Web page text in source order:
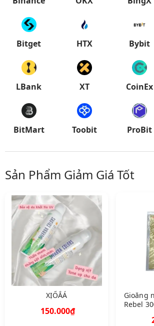
Bitget HTX Bybit
LBank XT CoinEx
BitMart Toobit ProBit
Sản Phẩm Giảm Giá Tốt
XỊỐẮÁ
150.000₫
Gioăng
Rebel